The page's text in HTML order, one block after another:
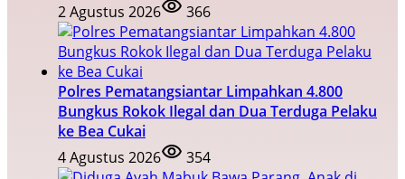
2 Agustus 2026
366
Polres Pematangsiantar Limpahkan 4.800
Bungkus Rokok Ilegal dan Dua Terduga Pelaku
ke Bea Cukai
4 Agustus 2026
354